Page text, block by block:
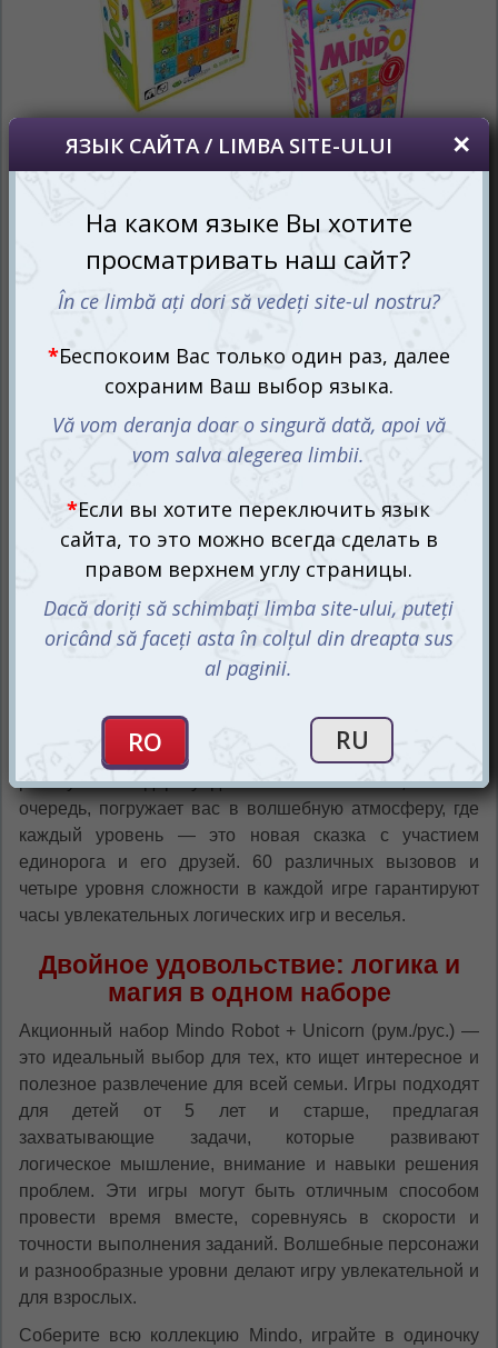
соединяются в одном наборе! Акционный набор Mindo
Robot + Unicorn (рум./рус.) представляет собой
уникальное сочетание головоломок, которые дарят
радость и детям, и взрослым.
Этот комплект включает в себя две увлекательные
Mindo Unicorn . В первой игре вы
поможете маленькому роботу найти своих друзей на
пути домой, используя логику и смекалку. Во второй —
отправитесь в волшебное приключение с единорогом,
для себя миры, где каждый ход полон неожиданных
открытий и радости от решения сложных головоломок.
В каждой игре серии Mindo ключевой элемент — это
правильно расположить на сетке 3x3 или 4x4, чтобы
воссоздать узор на карте вызова. Набор Mindo Robot +
Unicorn предлагает вам два мира с уникальными
включить все свои аналитические способности,
переворачивая и поворачивая плитки, чтобы помочь
роботу найти дорогу домой.Mindo Unicorn, в свою
очередь, погружает вас в волшебную атмосферу, где
каждый уровень — это новая сказка с участием
единорога и его друзей. 60 различных вызовов и
четыре уровня сложности в каждой игре гарантируют
часы увлекательных логических игр и веселья.
Двойное удовольствие: логика и
магия в одном наборе
Акционный набор Mindo Robot + Unicorn (рум./рус.) —
это идеальный выбор для тех, кто ищет интересное и
полезное развлечение для всей семьи. Игры подходят
для детей от 5 лет и старше, предлагая
захватывающие задачи, которые развивают
логическое мышление, внимание и навыки решения
проблем. Эти игры могут быть отличным способом
провести время вместе, соревнуясь в скорости и
точности выполнения заданий. Волшебные персонажи
и разнообразные уровни делают игру увлекательной и
для взрослых.
Соберите всю коллекцию Mindo, играйте в одиночку